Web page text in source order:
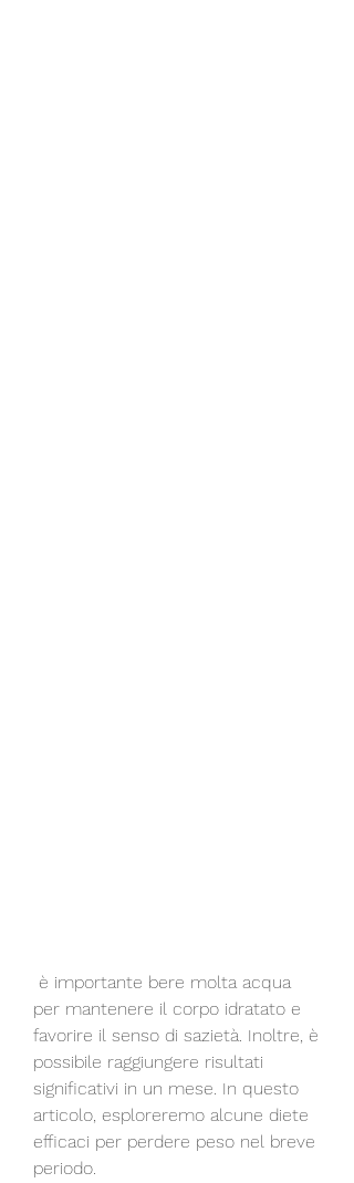
per mantenere il corpo idratato e
favorire il senso di sazietà. Inoltre, è
possibile raggiungere risultati
significativi in un mese. In questo
articolo, esploreremo alcune diete
efficaci per perdere peso nel breve
periodo.